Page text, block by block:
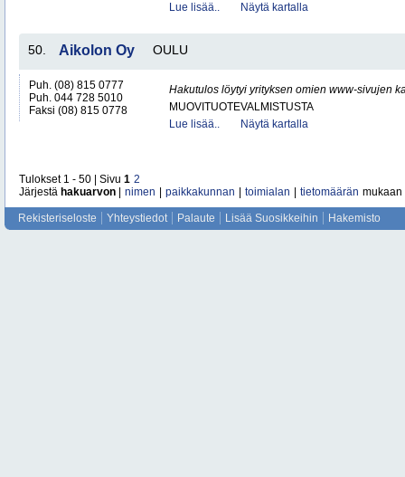
Lue lisää..
Näytä kartalla
50. Aikolon Oy OULU
Puh. (08) 815 0777
Puh. 044 728 5010
Faksi (08) 815 0778
Hakutulos löytyi yrityksen omien www-sivujen
MUOVITUOTEVALMISTUSTA
Lue lisää..
Näytä kartalla
Tulokset 1 - 50 | Sivu 1 2
Järjestä hakuarvon nimen paikkakunnan toimialan tietomäärän mukaan
Rekisteriseloste Yhteystiedot Palaute Lisää Suosikkeihin Hakemisto